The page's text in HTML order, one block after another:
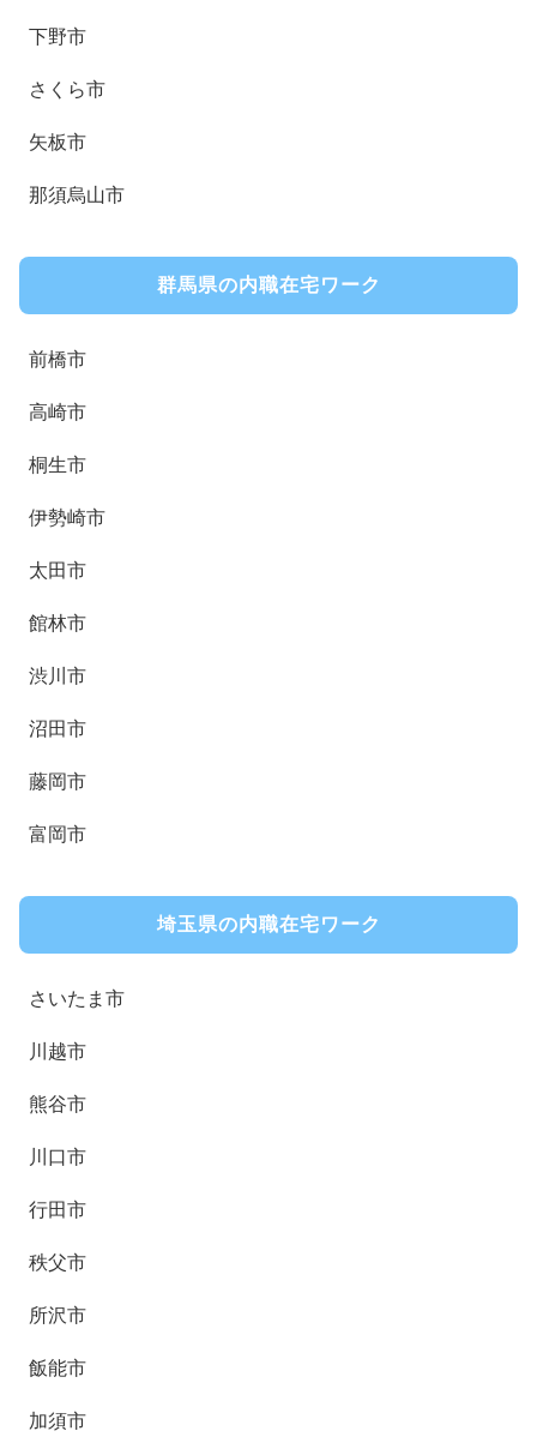
下野市
さくら市
矢板市
那須烏山市
群馬県の内職在宅ワーク
前橋市
高崎市
桐生市
伊勢崎市
太田市
館林市
渋川市
沼田市
藤岡市
富岡市
埼玉県の内職在宅ワーク
さいたま市
川越市
熊谷市
川口市
行田市
秩父市
所沢市
飯能市
加須市